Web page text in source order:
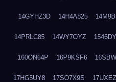
14GYHZ3D 14H4A825
14PRLC85 14WY7OYZ
160ON64P 16P9KSF6
17HG5UY8 17SO7X9S